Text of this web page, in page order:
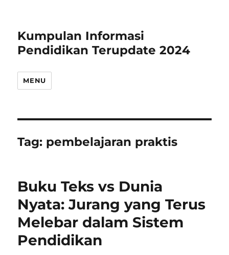
Kumpulan Informasi
Pendidikan Terupdate 2024
MENU
Tag: pembelajaran praktis
Buku Teks vs Dunia
Nyata: Jurang yang Terus
Melebar dalam Sistem
Pendidikan